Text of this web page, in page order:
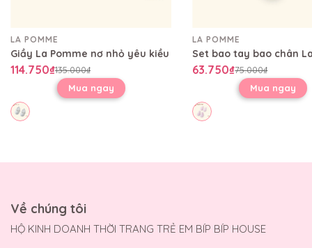
LA POMME
Giầy La Pomme nơ nhỏ yêu kiều
114.750₫135.000₫
Mua ngay
LA POMME
63.750₫75.000₫
Mua ngay
Về chúng tôi
HỘ KINH DOANH THỜI TRANG TRẺ EM BÍP BÍP HOUSE